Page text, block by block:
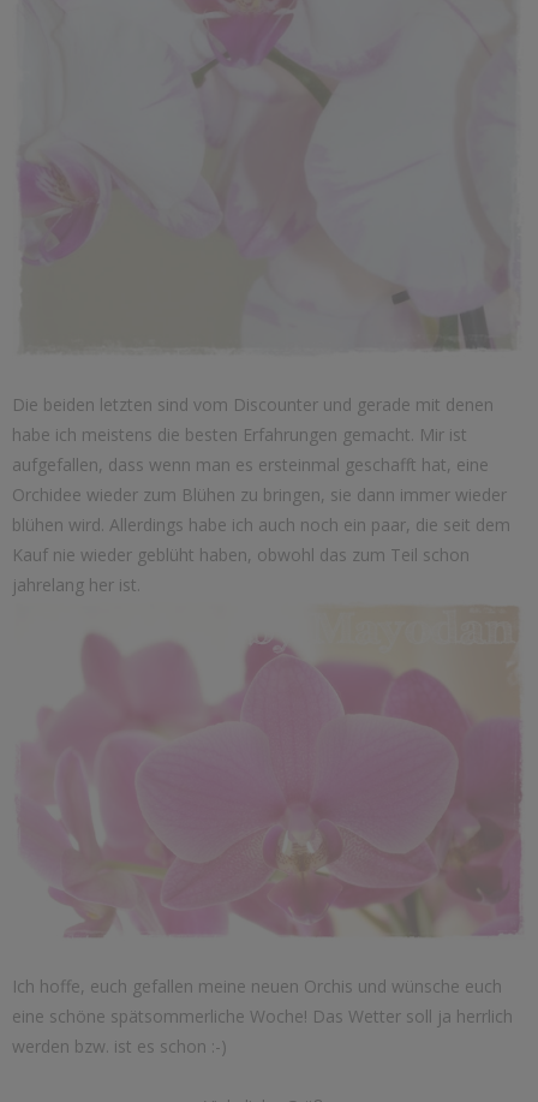
Die beiden letzten sind vom Discounter und gerade mit denen
habe ich meistens die besten Erfahrungen gemacht. Mir ist
aufgefallen, dass wenn man es ersteinmal geschafft hat, eine
Orchidee wieder zum Blühen zu bringen, sie dann immer wieder
blühen wird. Allerdings habe ich auch noch ein paar, die seit dem
Kauf nie wieder geblüht haben, obwohl das zum Teil schon
jahrelang her ist.
Ich hoffe, euch gefallen meine neuen Orchis und wünsche euch
eine schöne spätsommerliche Woche! Das Wetter soll ja herrlich
werden bzw. ist es schon :-)